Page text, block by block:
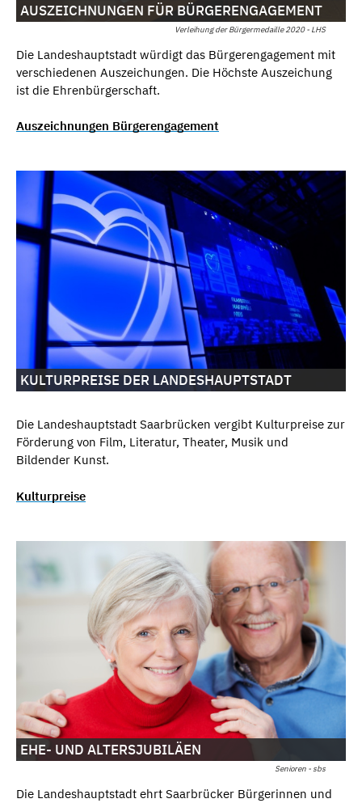
Verleihung der Bürgermedaille 2020 - LHS
AUSZEICHNUNGEN FÜR BÜRGERENGAGEMENT
Die Landeshauptstadt würdigt das Bürgerengagement mit
verschiedenen Auszeichungen. Die Höchste Auszeichung
ist die Ehrenbürgerschaft.
Auszeichnungen Bürgerengagement
KULTURPREISE DER LANDESHAUPTSTADT
Die Landeshauptstadt Saarbrücken vergibt Kulturpreise zur
Förderung von Film, Literatur, Theater, Musik und
Bildender Kunst.
Kulturpreise
Senioren - sbs
EHE- UND ALTERSJUBILÄEN
Die Landeshauptstadt ehrt Saarbrücker Bürgerinnen und